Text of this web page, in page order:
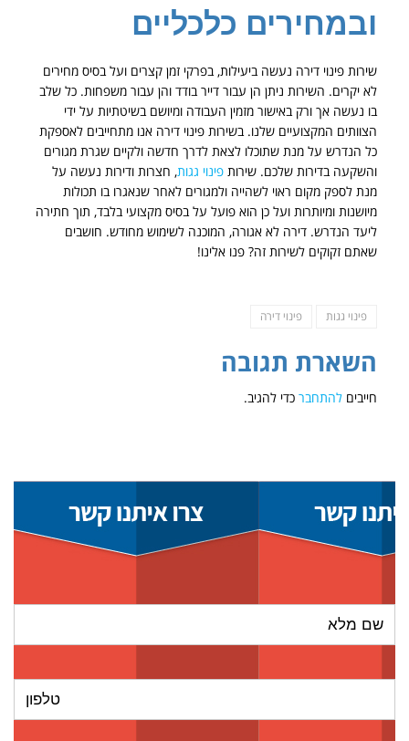
ובמחירים כלכליים
שירות פינוי דירה נעשה ביעילות, בפרקי זמן קצרים ועל בסיס מחירים
לא יקרים. השירות ניתן הן עבור דייר בודד והן עבור משפחות. כל שלב
בו נעשה אך ורק באישור מזמין העבודה ומיושם בשיטתיות על ידי
הצוותים המקצועיים שלנו. בשירות פינוי דירה אנו מתחייבים לאספקת
כל הנדרש על מנת שתוכלו לצאת לדרך חדשה ולקיים שגרת מגורים
והשקעה בדירות שלכם. שירות פינוי גגות, חצרות ודירות נעשה על
מנת לספק מקום ראוי לשהייה ולמגורים לאחר שנאגרו בו תכולות
מיושנות ומיותרות ועל כן הוא פועל על בסיס מקצועי בלבד, תוך חתירה
ליעד הנדרש. דירה לא אגורה, המוכנה לשימוש מחודש. חושבים
שאתם זקוקים לשירות זה? פנו אלינו!
פינוי גגות פינוי דירה
השארת תגובה
חייבים להתחבר כדי להגיב.